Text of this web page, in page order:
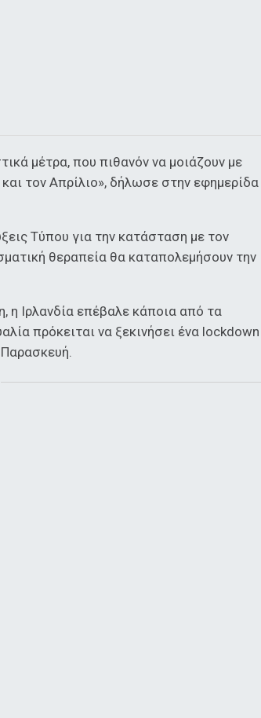
μέτρα, που πιθανόν να μοιάζουν με
τον Απρίλιο», δήλωσε στην εφημερίδα
Τύπου για την κατάσταση με τον
θεραπεία θα καταπολεμήσουν την
η Ιρλανδία επέβαλε κάποια από τα
πρόκειται να ξεκινήσει ένα lockdown